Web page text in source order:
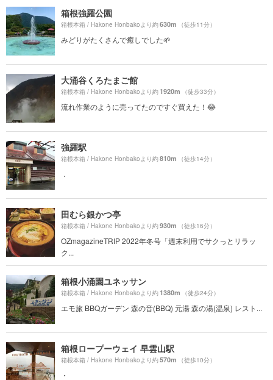
箱根強羅公園
箱根本箱 / Hakone Honbakoより約630m （徒歩11分）
みどりがたくさんで癒しでした🌱
大涌谷くろたまご館
箱根本箱 / Hakone Honbakoより約1920m （徒歩33分）
流れ作業のように売ってたのですぐ買えた！😂
強羅駅
箱根本箱 / Hakone Honbakoより約810m （徒歩14分）
．
田むら銀かつ亭
箱根本箱 / Hakone Honbakoより約930m （徒歩16分）
OZmagazineTRIP 2022年冬号「週末利用でサクっとリラッ
ク...
箱根小涌園ユネッサン
箱根本箱 / Hakone Honbakoより約1380m （徒歩24分）
エモ旅 BBQガーデン 森の音(BBQ) 元湯 森の湯(温泉) レスト...
箱根ロープーウェイ 早雲山駅
箱根本箱 / Hakone Honbakoより約570m （徒歩10分）
・